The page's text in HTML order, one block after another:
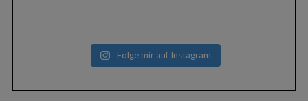
Folge mir auf Instagram